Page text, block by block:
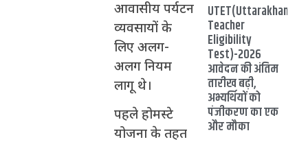
आवासीय पर्यटन
व्यवसायों के
लिए अलग-
अलग नियम
लागू थे।
पहले होमस्टे
योजना के तहत
UTET(Uttarakhand
Teacher
Eligibility
Test)-2026
आवेदन की अंतिम
तारीख बढ़ी,
अभ्यर्थियों को
पंजीकरण का एक
और मौका